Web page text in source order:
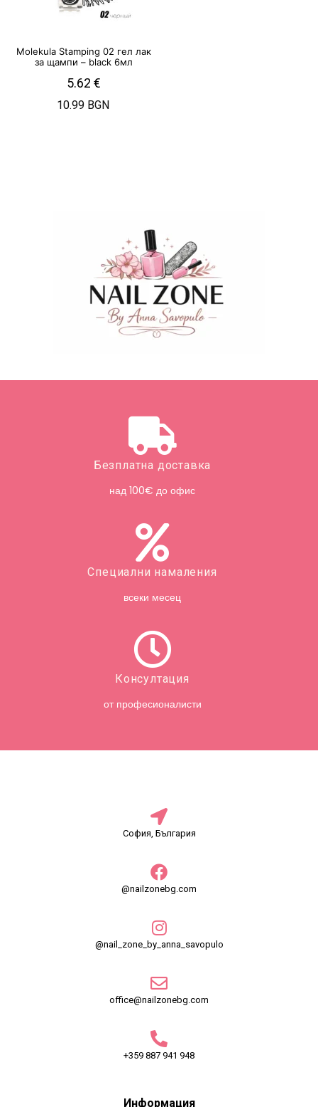
Molekula Stamping 02 гел лак
за щампи – black 6мл
5.62 €
10.99 BGN
Безплатна доставка
над 100€ до офис
Специални намаления
всеки месец
Консултация
от професионалисти
София, България
@nailzonebg.com
@nail_zone_by_anna_savopulo
office@nailzonebg.com
+359 887 941 948
Информация